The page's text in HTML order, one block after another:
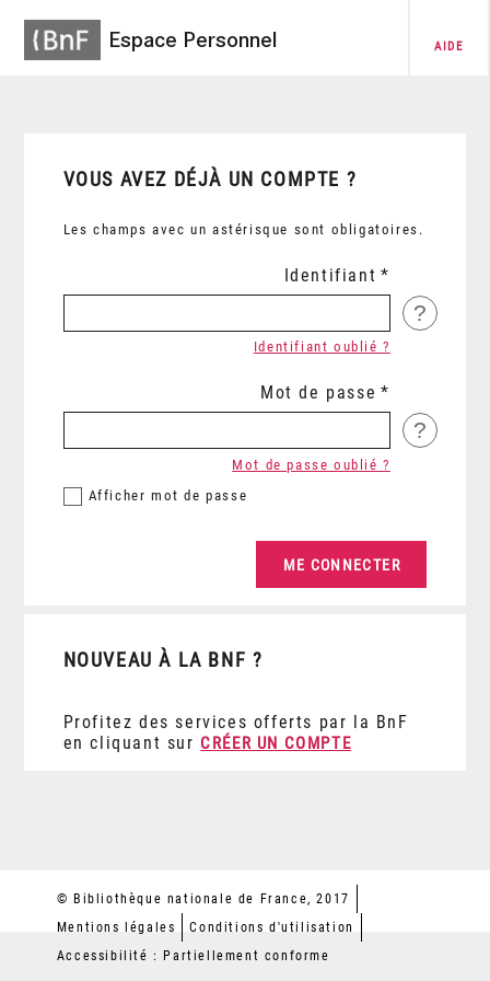
Espace Personnel AIDE
VOUS AVEZ DÉJÀ UN COMPTE ?
Les champs avec un astérisque sont obligatoires.
Identifiant
?
Identifiant oublié ?
Mot de passe
?
Afficher mot de passe
Mot de passe oublié ?
NOUVEAU À LA BNF ?
Profitez des services offerts par la BnF
en cliquant sur CRÉER UN COMPTE
© Bibliothèque nationale de France, 2017
Mentions légales
Conditions d'utilisation
Accessibilité : Partiellement conforme